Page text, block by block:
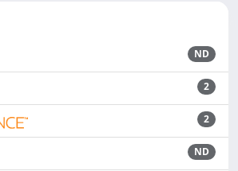
ND
2
2
ND